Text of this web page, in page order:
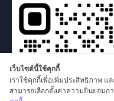
เว็บไซต์นี้ใช้คุกกี้
เราใช้คุกกี้เพื่อเพิ่มประสิทธิภาพ
สามารถเลือกตั้งค่าความยินยอมก